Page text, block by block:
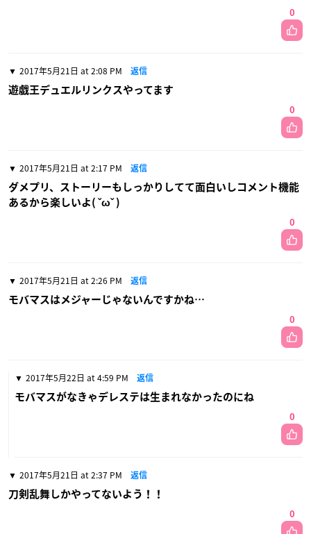
0
2017年5月21日 at 2:08 PM 返信
遊戯王デュエルリンクスやってます
0
2017年5月21日 at 2:17 PM 返信
ダメプリ、ストーリーもしっかりしてて面白いしコメント機能
あるから楽しいよ( ˇωˇ )
0
2017年5月21日 at 2:26 PM 返信
モバマスはメジャーじゃないんですかね…
0
2017年5月22日 at 4:59 PM 返信
モバマスがなきゃデレステは生まれなかったのにね
0
2017年5月21日 at 2:37 PM 返信
刀剣乱舞しかやってないよう！！
0